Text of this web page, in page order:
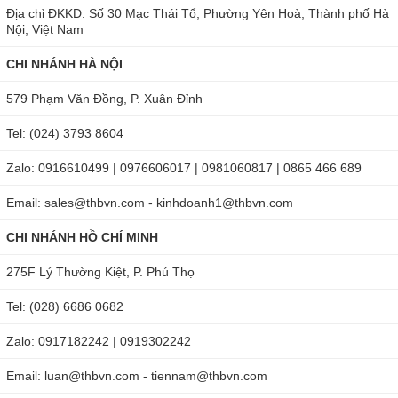
250V DC trong phạm vi đo 4.000 Mohm/ 40 Mohm/ 400
khoảng đo 0.1 Mohm - 40 Mohm.
500V DC trong phạm vi đo 4.000 Mohm/ 40 Mohm/ 400
Mohm/ 2000 Mohm; sai số là ± 2% rdg ± 6 dgt trong
liên tục với độ chính xác cao, hỗ trợ người dùng trong nhiều
công việc hơn.
THB Việt Nam cung cấp đa dạng các dòng đồng hồ đo cách
chuẩn kỹ thuật và an toàn, phù hợp cho kỹ sư điện, thợ bảo
trì, nhà thầu cơ điện và doanh nghiệp sản xuất. Chúng tôi
Địa chỉ ĐKKD: Số 30 Mạc Thái Tổ, Phường Yên Hoà, Thành phố Hà
Nội, Việt Nam
CHI NHÁNH HÀ NỘI
579 Phạm Văn Đồng, P. Xuân Đỉnh
Tel: (024) 3793 8604
Zalo: 0916610499 | 0976606017 | 0981060817 | 0865 466 689
Email: sales@thbvn.com - kinhdoanh1@thbvn.com
CHI NHÁNH HỒ CHÍ MINH
275F Lý Thường Kiệt, P. Phú Thọ
Tel: (028) 6686 0682
Zalo: 0917182242 | 0919302242
Email: luan@thbvn.com - tiennam@thbvn.com